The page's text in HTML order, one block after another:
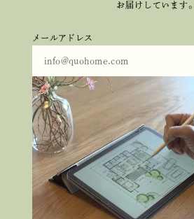
お届けしています。
メールアドレス